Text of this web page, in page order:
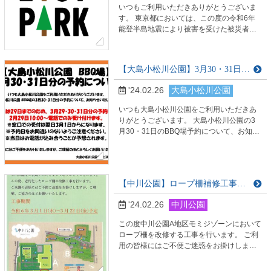
いつもご利用いただきありがとうございま
す。 東京都においては、この度の令和6年
能登半島地震により被害を受けた被災者へ
ービスセンターにて募金箱を設置をしてお
りますのでお知らせいたします。 お近くの
方やサービスセンターにお寄りの際はぜひ
ご活用ください。 ↓その他の設置施設は以下
のリンクか…
【大島小松川公園】3月30・31日のBBQ場予約について
'24.02.26 大島小松川公園
いつも大島小松川公園をご利用いただきあ
りがとうございます。 大島小松川公園の3
月30・31日のBBQ場予約について、お知ら
予約日をお間違いのないようご注意くださ
い。 ※当日はお電話が込み合うことが予想
されます。 みなさまにはご…
【中川公園】ロープ柵補修工事のお知らせ
'24.02.26 中川公園
この度中川公園A地区モミジゾーンにおいて
ロープ柵を改修する工事を行います。 ご利
用の皆様にはご不便ご迷惑をお掛けします